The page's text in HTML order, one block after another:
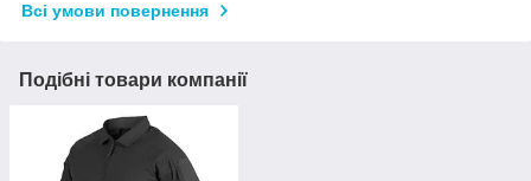
Всі умови повернення
Подібні товари компанії